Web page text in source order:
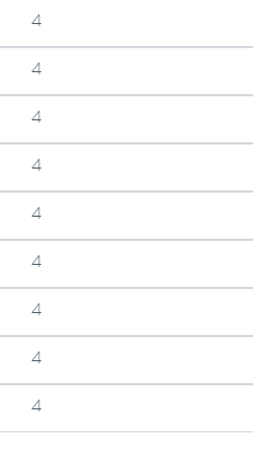
4
4
4
4
4
4
4
4
4